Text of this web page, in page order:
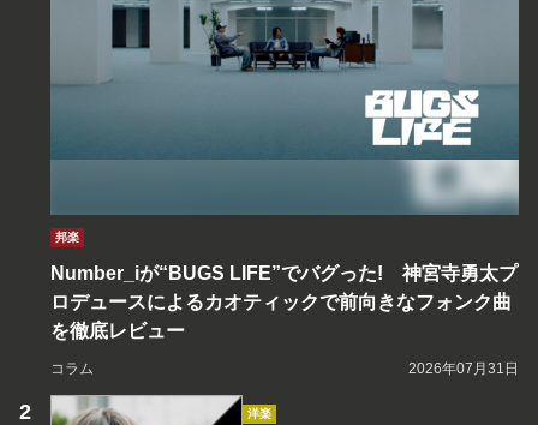
邦楽
Number_iが“BUGS LIFE”でバグった! 神宮寺勇太プ
ロデュースによるカオティックで前向きなフォンク曲
を徹底レビュー
コラム 2026年07月31日
洋楽